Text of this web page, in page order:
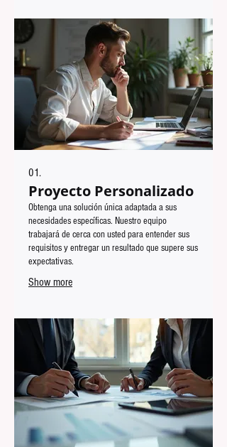
01.
Proyecto Personalizado
Obtenga una solución única adaptada a sus
necesidades específicas. Nuestro equipo
trabajará de cerca con usted para entender sus
requisitos y entregar un resultado que supere sus
expectativas.
Show more